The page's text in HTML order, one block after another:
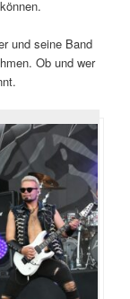
und seine Band
Ob und wer